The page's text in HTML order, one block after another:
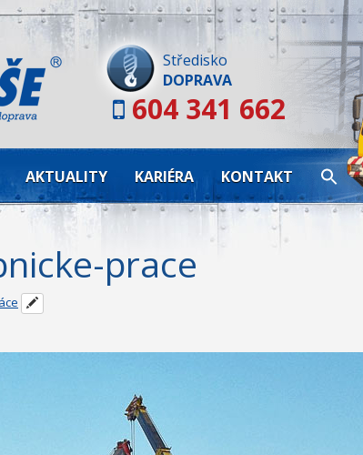
Středisko
DOPRAVA
604 341 662
Skip
to
content
AKTUALITY KARIÉRA KONTAKT
prace